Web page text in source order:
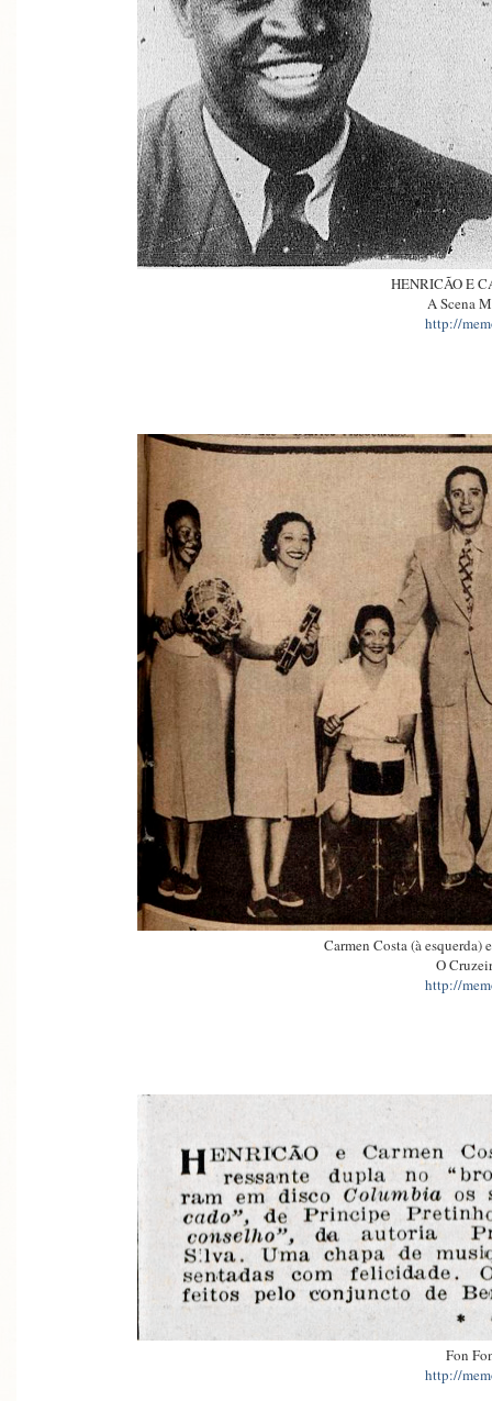
HENRICÃO E
A Scena
http://
Carmen Costa (à esquerda)
O
http://
Fon
http://